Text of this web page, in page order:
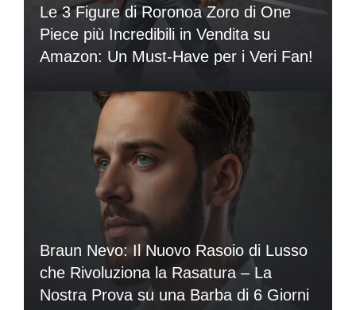
Le 3 Figure di Roronoa Zoro di One
Piece più Incredibili in Vendita su
Amazon: Un Must-Have per i Veri Fan!
Braun Nevo: Il Nuovo Rasoio di Lusso
che Rivoluziona la Rasatura – La
Nostra Prova su una Barba di 6 Giorni